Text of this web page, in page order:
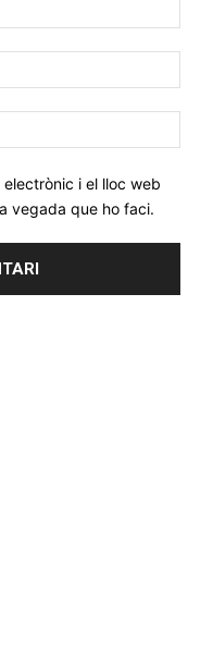
web:
electrònic i el lloc web
vegada que ho faci.